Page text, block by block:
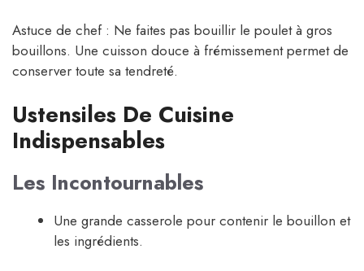
Astuce de chef : Ne faites pas bouillir le poulet à gros
bouillons. Une cuisson douce à frémissement permet de
conserver toute sa tendreté.
Ustensiles De Cuisine
Indispensables
Les Incontournables
Une grande casserole pour contenir le bouillon et
les ingrédients.